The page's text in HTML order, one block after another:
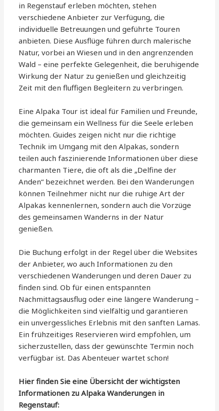
in Regenstauf erleben möchten, stehen
verschiedene Anbieter zur Verfügung, die
individuelle Betreuungen und geführte Touren
anbieten. Diese Ausflüge führen durch malerische
Natur, vorbei an Wiesen und in den angrenzenden
Wald – eine perfekte Gelegenheit, die beruhigende
Wirkung der Natur zu genießen und gleichzeitig
Zeit mit den fluffigen Begleitern zu verbringen.
Eine Alpaka Tour ist ideal für Familien und Freunde,
die gemeinsam ein Wellness für die Seele erleben
möchten. Guides zeigen nicht nur die richtige
Technik im Umgang mit den Alpakas, sondern
teilen auch faszinierende Informationen über diese
charmanten Tiere, die oft als die „Delfine der
Anden“ bezeichnet werden. Bei den Wanderungen
können Teilnehmer nicht nur die ruhige Art der
Alpakas kennenlernen, sondern auch die Vorzüge
des gemeinsamen Wanderns in der Natur
genießen.
Die Buchung erfolgt in der Regel über die Websites
der Anbieter, wo auch Informationen zu den
verschiedenen Wanderungen und deren Dauer zu
finden sind. Ob für einen entspannten
Nachmittagsausflug oder eine längere Wanderung –
die Möglichkeiten sind vielfältig und garantieren
ein unvergessliches Erlebnis mit den sanften Lamas.
Ein frühzeitiges Reservieren wird empfohlen, um
sicherzustellen, dass der gewünschte Termin noch
verfügbar ist. Das Abenteuer wartet schon!
Hier finden Sie eine Übersicht der wichtigsten
Informationen zu Alpaka Wanderungen in
Regenstauf: